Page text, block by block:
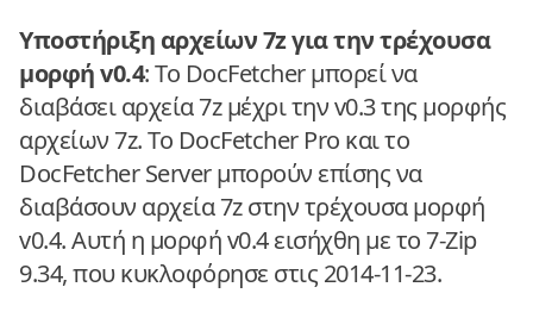
Υποστήριξη αρχείων 7z για την τρέχουσα
μορφή v0.4: Το DocFetcher μπορεί να
διαβάσει αρχεία 7z μέχρι την v0.3 της μορφής
αρχείων 7z. Το DocFetcher Pro και το
DocFetcher Server μπορούν επίσης να
διαβάσουν αρχεία 7z στην τρέχουσα μορφή
v0.4. Αυτή η μορφή v0.4 εισήχθη με το 7-Zip
9.34, που κυκλοφόρησε στις 2014-11-23.